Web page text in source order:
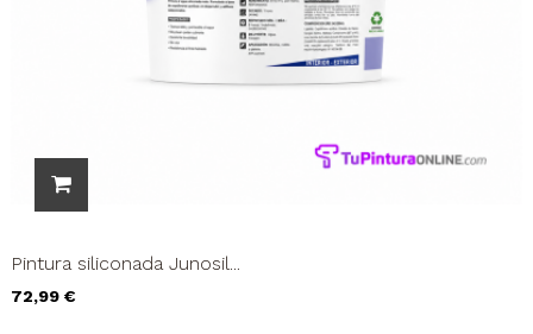
Pintura siliconada Junosil...
Precio
72,99 €